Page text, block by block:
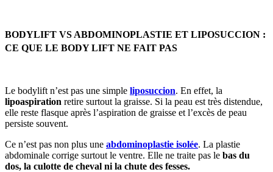
BODYLIFT VS ABDOMINOPLASTIE ET LIPOSUCCION :
CE QUE LE BODY LIFT NE FAIT PAS
Le bodylift n’est pas une simple liposuccion. En effet, la
lipoaspiration retire surtout la graisse. Si la peau est très distendue,
elle reste flasque après l’aspiration de graisse et l’excès de peau
persiste souvent.
Ce n’est pas non plus une abdominoplastie isolée. La plastie
abdominale corrige surtout le ventre. Elle ne traite pas le bas du
dos, la culotte de cheval ni la chute des fesses.